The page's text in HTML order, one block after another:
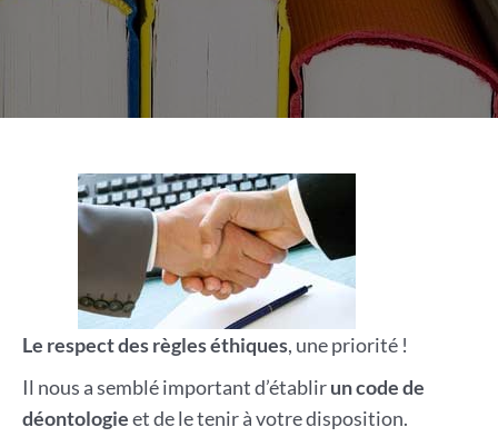
Le respect des règles éthiques, une priorité !
Il nous a semblé important d’établirun code de
déontologieet de le tenir à votre disposition.